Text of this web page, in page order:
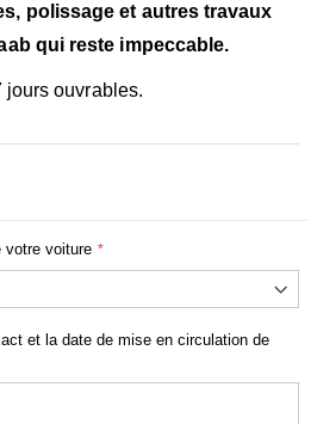
polissage et autres travaux
qui reste impeccable.
jours ouvrables.
votre voiture
et la date de mise en circulation de